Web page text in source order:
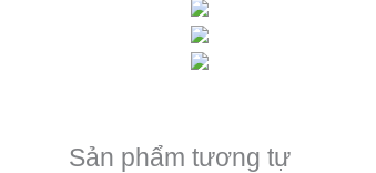
Sản phẩm tương tự